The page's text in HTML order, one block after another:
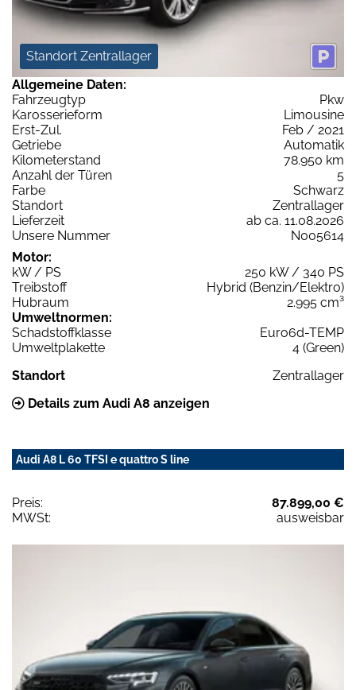
Standort Zentrallager
Allgemeine Daten:
Fahrzeugtyp
Pkw
Karosserieform
Limousine
Erst-Zul.
Feb / 2021
Getriebe
Automatik
Kilometerstand
78.950 km
Anzahl der Türen
5
Farbe
Schwarz
Standort
Zentrallager
Lieferzeit
ab ca. 11.08.2026
Unsere Nummer
N005614
Motor:
kW / PS
250 kW / 340 PS
Treibstoff
Hybrid (Benzin/Elektro)
Hubraum
2.995 cm³
Umweltnormen:
Schadstoffklasse
Euro6d-TEMP
Umweltplakette
4 (Green)
Standort
Zentrallager
Details zum Audi A8 anzeigen
Audi A8 L 60 TFSI e quattro S line
Preis:
87.899,00 €
MWSt:
ausweisbar